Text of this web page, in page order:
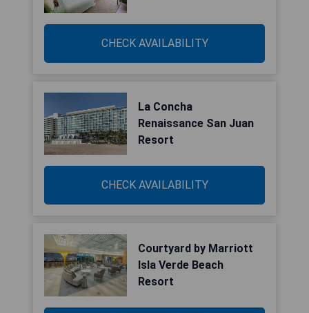
CHECK AVAILABILITY
La Concha
Renaissance San Juan
Resort
CHECK AVAILABILITY
Courtyard by Marriott
Isla Verde Beach
Resort